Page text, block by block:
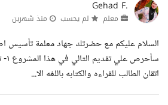
Gehad F.
معلم لم يحسب منذ شهرين
اتقان الطالب للقراءه والكتابه باللغه الا...